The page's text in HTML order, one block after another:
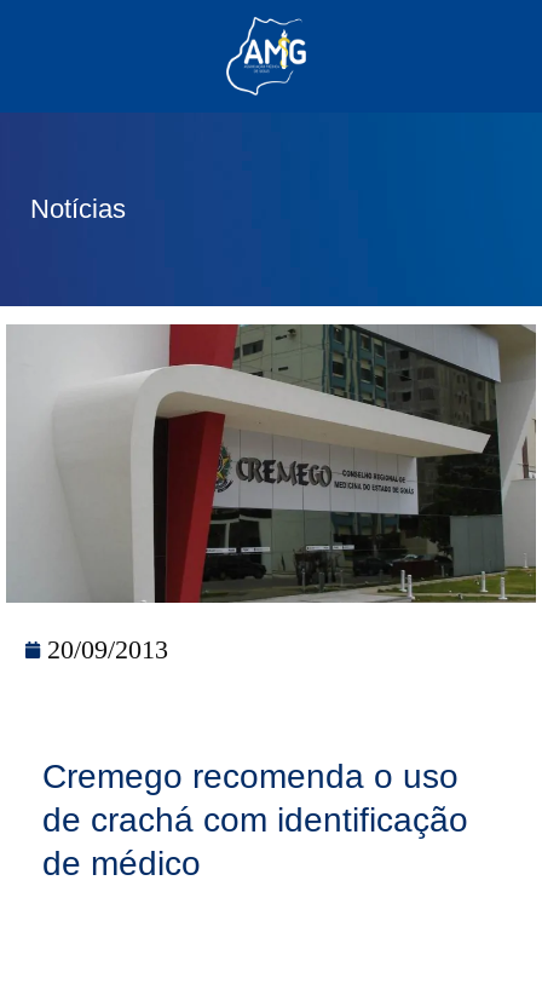
Notícias
20/09/2013
Cremego recomenda o uso
de crachá com identificação
de médico